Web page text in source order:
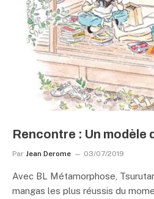
Rencontre : Un modèle
Par Jean Derome 03/07/2019
Avec BL Métamorphose,
mangas les plus réussis du